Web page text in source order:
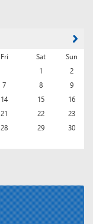
Fri Sat
Sun
1
2
7 8
9
14 15
16
21 22
23
28 29
30